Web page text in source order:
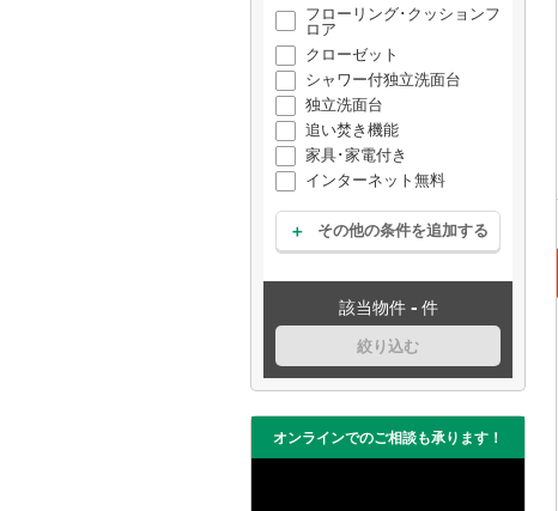
フローリング･クッションフ
ロア
クローゼット
シャワー付独立洗面台
独立洗面台
追い焚き機能
家具･家電付き
インターネット無料
その他の条件を追加する
該当物件 - 件
絞り込む
オンラインでのご相談も承ります！